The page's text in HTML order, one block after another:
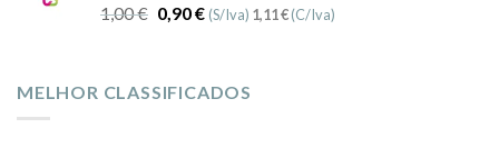
1,00€ 0,90€ (S/Iva) 1,11€(C/Iva)
MELHOR CLASSIFICADOS